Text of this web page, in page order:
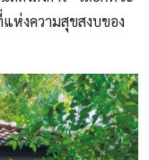
ห่งความสุขสงบของ